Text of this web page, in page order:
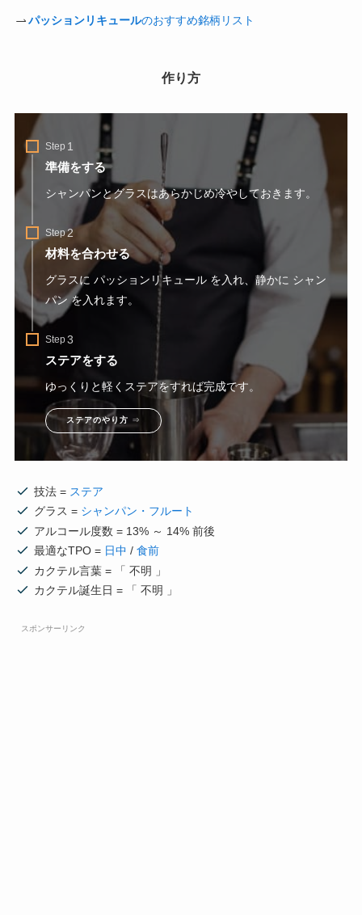
パッションリキュールのおすすめ銘柄リスト
作り方
Step
準備をする
シャンパンとグラスはあらかじめ冷やしておきます。
Step
材料を合わせる
グラスに パッションリキュール を入れ、静かに シャン
パン を入れます。
Step
ステアをする
ゆっくりと軽くステアをすれば完成です。
ステアのやり方 ⇒
技法 = ステア
グラス = シャンパン・フルート
アルコール度数 = 13% ～ 14% 前後
最適なTPO = 日中 /食前
カクテル言葉 = 「 不明 」
カクテル誕生日 = 「 不明 」
スポンサーリンク